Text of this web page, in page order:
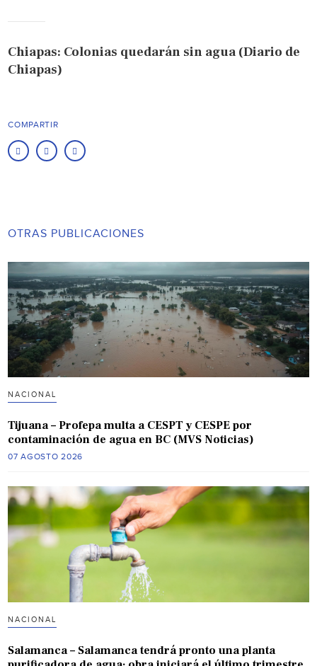
Chiapas: Colonias quedarán sin agua (Diario de
Chiapas)
COMPARTIR
OTRAS PUBLICACIONES
NACIONAL
Tijuana – Profepa multa a CESPT y CESPE por
contaminación de agua en BC (MVS Noticias)
07 AGOSTO 2026
NACIONAL
Salamanca – Salamanca tendrá pronto una planta